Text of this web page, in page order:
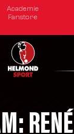
Academie
Fanstore
RENÉ